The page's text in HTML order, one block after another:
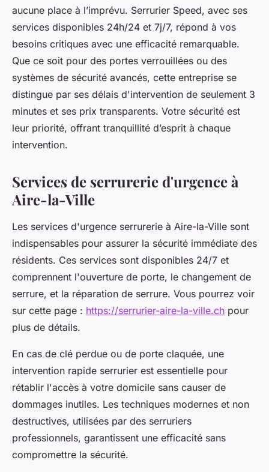
aucune place à l’imprévu. Serrurier Speed, avec ses
services disponibles 24h/24 et 7j/7, répond à vos
besoins critiques avec une efficacité remarquable.
Que ce soit pour des portes verrouillées ou des
systèmes de sécurité avancés, cette entreprise se
distingue par ses délais d'intervention de seulement 3
minutes et ses prix transparents. Votre sécurité est
leur priorité, offrant tranquillité d’esprit à chaque
intervention.
Services de serrurerie d'urgence à
Aire-la-Ville
Les services d'urgence serrurerie à Aire-la-Ville sont
indispensables pour assurer la sécurité immédiate des
résidents. Ces services sont disponibles 24/7 et
comprennent l'ouverture de porte, le changement de
serrure, et la réparation de serrure. Vous pourrez voir
sur cette page : https://serrurier-aire-la-ville.ch pour
plus de détails.
En cas de clé perdue ou de porte claquée, une
intervention rapide serrurier est essentielle pour
rétablir l'accès à votre domicile sans causer de
dommages inutiles. Les techniques modernes et non
destructives, utilisées par des serruriers
professionnels, garantissent une efficacité sans
compromettre la sécurité.